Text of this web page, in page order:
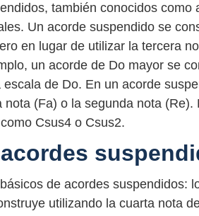
también conocidos
Un acorde suspendido se
en lugar de utilizar la tercera
un acorde de Do mayor se
de Do. En un acorde
nota (Fa) o la segunda nota
Csus4 o Csus2.
de acordes suspendidos:
utilizando la cuarta nota